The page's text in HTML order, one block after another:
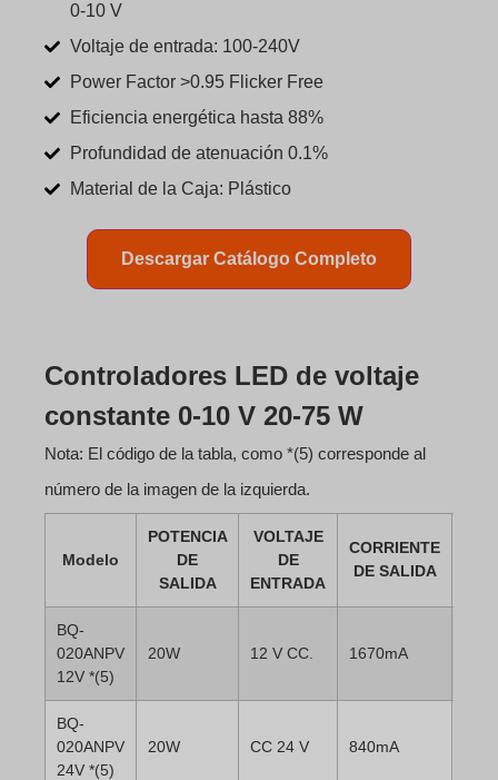
0-10 V
Voltaje de entrada: 100-240V
Power Factor >0.95 Flicker Free
Eficiencia energética hasta 88%
Profundidad de atenuación 0.1%
Material de la Caja: Plástico
Descargar Catálogo Completo
Controladores LED de voltaje
constante 0-10 V 20-75 W
Nota: El código de la tabla, como *(5) corresponde al
número de la imagen de la izquierda.
Modelo
POTENCIA
DE
SALIDA
VOLTAJE
DE
ENTRADA
CORRIENTE
DE SALIDA
BQ-
020ANPV
12V *(5)
20W 12 V CC. 1670mA
BQ-
020ANPV
24V *(5)
20W CC 24 V 840mA